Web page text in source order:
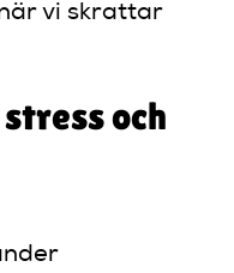
vi skrattar
och